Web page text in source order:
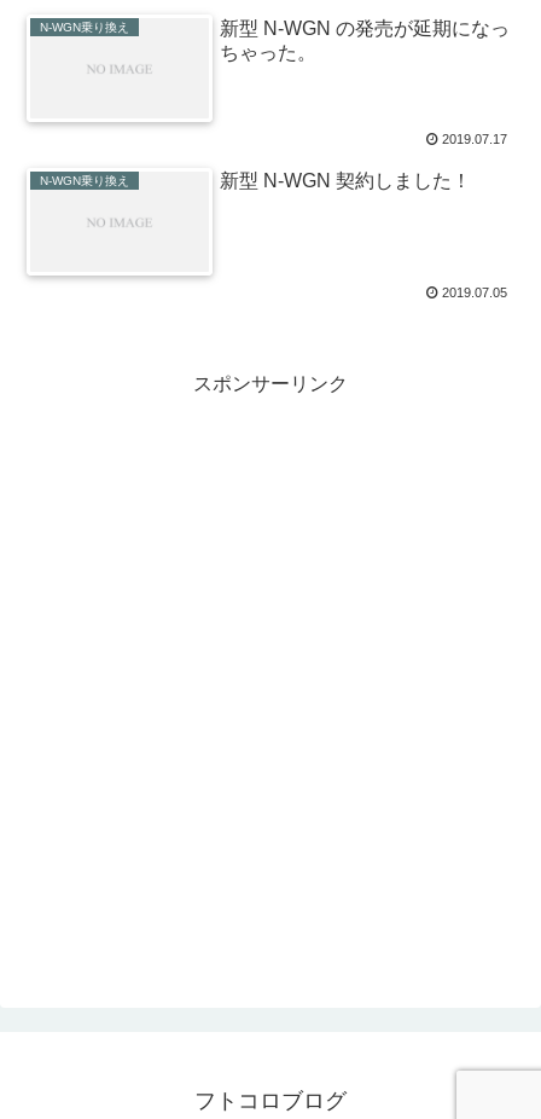
N-WGN乗り換え
新型 N-WGN の発売が延期になっ
ちゃった。
2019.07.17
N-WGN乗り換え 新型 N-WGN 契約しました！
2019.07.05
スポンサーリンク
フトコロブログ